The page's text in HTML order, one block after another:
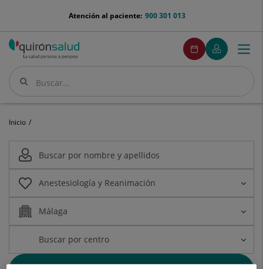
menu-
900 301 013
Atención al paciente:
Buscar
Buscar
menuPedirCita
Pedir
cita
Mi
Quirónsalud
Menú
Inicio